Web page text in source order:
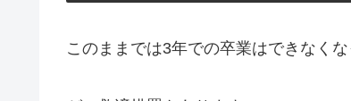
このままでは3年での卒業はできなくな